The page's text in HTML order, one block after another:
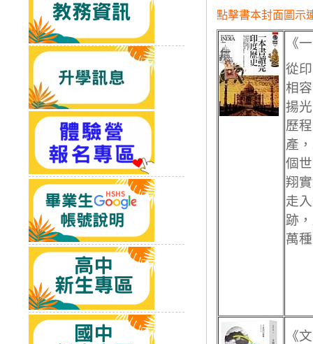
點擊書本封面圖示
《
從
相
揚
歷
產
個
翔
走
跡
萬
《